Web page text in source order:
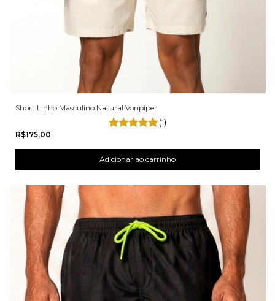
Short Linho Masculino Natural Vonpiper
(1)
R$175,00